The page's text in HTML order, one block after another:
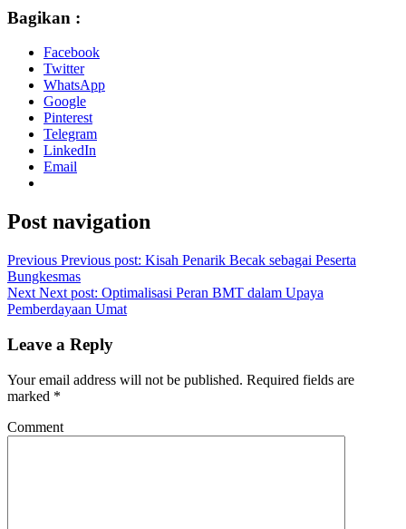
Bagikan :
Facebook
Twitter
WhatsApp
Google
Pinterest
Telegram
LinkedIn
Email
Post navigation
Previous Previous post: Kisah Penarik Becak sebagai Peserta
Bungkesmas
Next Next post: Optimalisasi Peran BMT dalam Upaya
Pemberdayaan Umat
Leave a Reply
Your email address will not be published. Required fields are
marked *
Comment